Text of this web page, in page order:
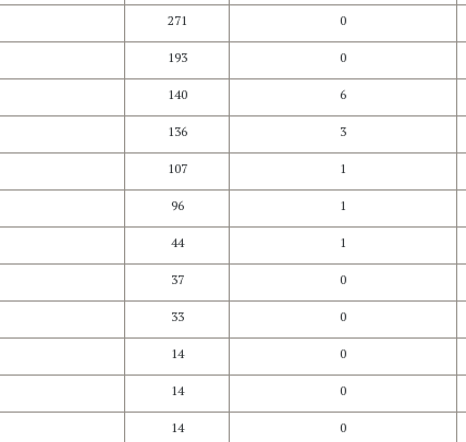
271 0
193 0
140 6
136 3
107 1
96 1
44 1
37 0
33 0
14 0
14 0
14 0